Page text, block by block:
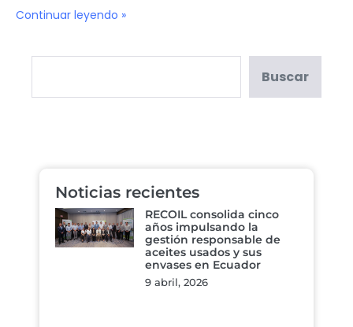
Continuar leyendo »
Buscar
Noticias recientes
RECOIL consolida cinco
años impulsando la
gestión responsable de
aceites usados y sus
envases en Ecuador
9 abril, 2026